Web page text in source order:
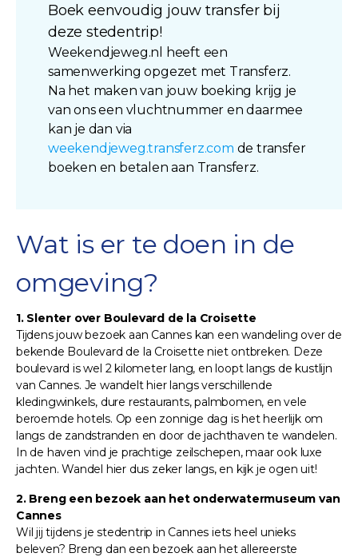
Boek eenvoudig jouw transfer bij
deze stedentrip!
Weekendjeweg.nl heeft een
samenwerking opgezet met Transferz.
Na het maken van jouw boeking krijg je
van ons een vluchtnummer en daarmee
kan je dan via
weekendjeweg.transferz.com de transfer
boeken en betalen aan Transferz.
Wat is er te doen in de
omgeving?
1. Slenter over Boulevard de la Croisette
Tijdens jouw bezoek aan Cannes kan een wandeling over de
bekende Boulevard de la Croisette niet ontbreken. Deze
boulevard is wel 2 kilometer lang, en loopt langs de kustlijn
van Cannes. Je wandelt hier langs verschillende
kledingwinkels, dure restaurants, palmbomen, en vele
beroemde hotels. Op een zonnige dag is het heerlijk om
langs de zandstranden en door de jachthaven te wandelen.
In de haven vind je prachtige zeilschepen, maar ook luxe
jachten. Wandel hier dus zeker langs, en kijk je ogen uit!
2. Breng een bezoek aan het onderwatermuseum van
Cannes
Wil jij tijdens je stedentrip in Cannes iets heel unieks
beleven? Breng dan een bezoek aan het allereerste